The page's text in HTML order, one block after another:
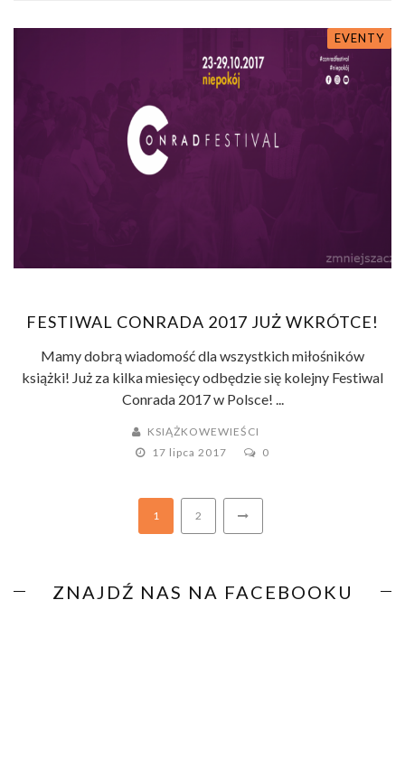
EVENTY
FESTIWAL CONRADA 2017 JUŻ WKRÓTCE!
Mamy dobrą wiadomość dla wszystkich miłośników
książki! Już za kilka miesięcy odbędzie się kolejny Festiwal
Conrada 2017 w Polsce! ...
KSIĄŻKOWEWIEŚCI
17 lipca 2017
0
1 2
ZNAJDŹ NAS NA FACEBOOKU